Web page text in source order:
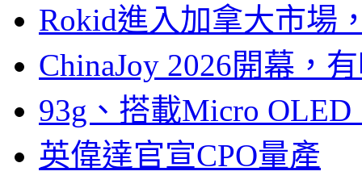
Rokid進入加拿大市場
ChinaJoy 2026開幕，
93g、搭載Micro
英偉達官宣CPO量產